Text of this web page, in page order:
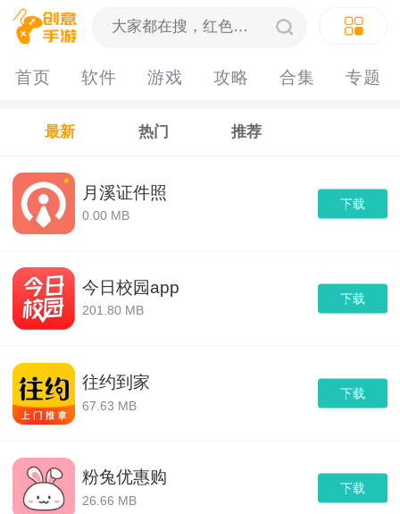
首页 软件 游戏 攻略 合集 专题
最新 热门 推荐
下载
月溪证件照
0.00 MB
下载
今日校园app
201.80 MB
下载
往约到家
67.63 MB
下载
粉兔优惠购
26.66 MB